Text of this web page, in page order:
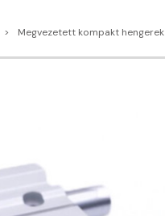
Megvezetett kompakt hengerek